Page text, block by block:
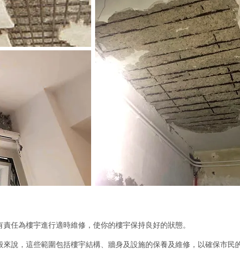
任為樓宇進行適時維修，使你的樓宇保持良好的狀態。
說，這些範圍包括樓宇結構、牆身及設施的保養及維修，以確保市民